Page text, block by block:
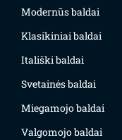
Modernūs baldai
Klasikiniai baldai
Itališki baldai
Svetainės baldai
Miegamojo baldai
Valgomojo baldai